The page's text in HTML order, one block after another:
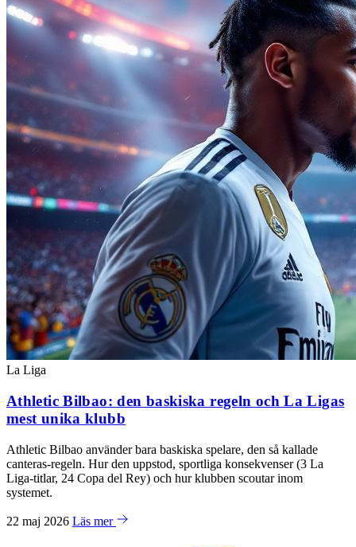
La Liga
Athletic Bilbao: den baskiska regeln och La Ligas
mest unika klubb
Athletic Bilbao använder bara baskiska spelare, den så kallade
canteras-regeln. Hur den uppstod, sportliga konsekvenser (3 La
Liga-titlar, 24 Copa del Rey) och hur klubben scoutar inom
systemet.
22 maj 2026 Läs mer